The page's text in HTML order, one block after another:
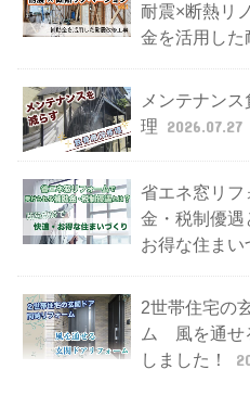
耐震×断熱リ
金を活用した
メンテナン
理 2026.07.27
省エネ窓リフ
金・税制優遇
お得な住まい
2世帯住宅の
ム 風を通せ
しました！